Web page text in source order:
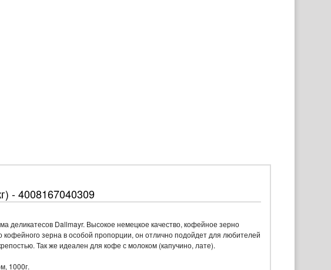
- 4008167040309
деликатесов Dallmayr. Высокое немецкое качество, кофейное зерно
зерна в особой пропорции, он отлично подойдет для любителей
Так же идеален для кофе с молоком (капучино, лате).
1000г.